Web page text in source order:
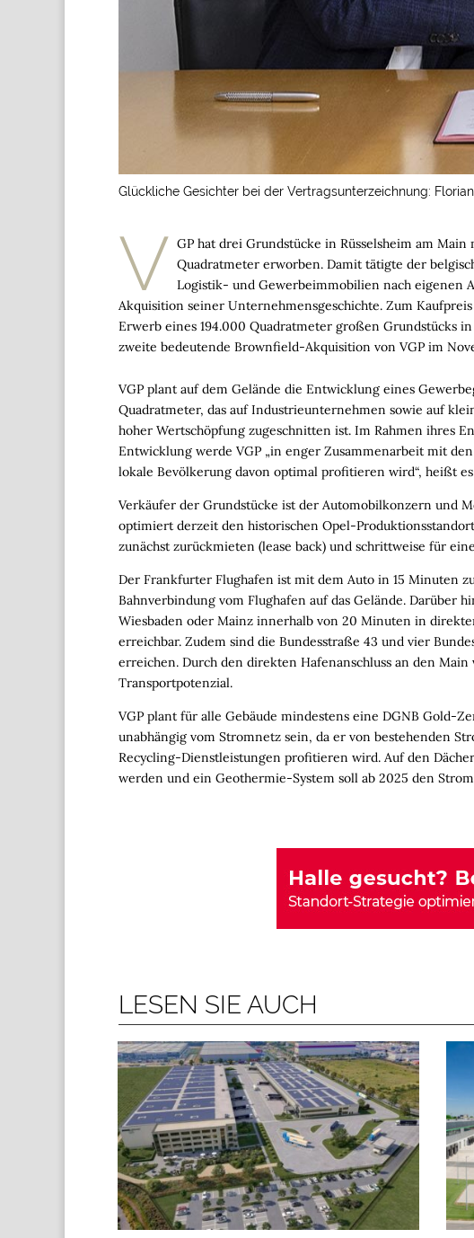
Glückliche Gesichter bei der Vertragsunterzeichnung:
V GP hat drei Grundstücke in Rüsselsheim am
Quadratmeter erworben. Damit tätigte der
Logistik- und Gewerbeimmobilien nach eigenen
Akquisition seiner Unternehmensgeschichte. Zum
Erwerb eines 194.000 Quadratmeter großen Grundstücks
zweite bedeutende Brownfield-Akquisition von VGP im
VGP plant auf dem Gelände die Entwicklung eines
Quadratmeter, das auf Industrieunternehmen sowie auf
hoher Wertschöpfung zugeschnitten ist. Im Rahmen ihres
Entwicklung werde VGP „in enger Zusammenarbeit mit
lokale Bevölkerung davon optimal profitieren wird“, heißt
Verkäufer der Grundstücke ist der Automobilkonzern und
optimiert derzeit den historischen Opel-
zunächst zurückmieten (lease back) und schrittweise für
Der Frankfurter Flughafen ist mit dem Auto in 15 Minuten
Bahnverbindung vom Flughafen auf das Gelände. Darüber
Wiesbaden oder Mainz innerhalb von 20 Minuten in
erreichbar. Zudem sind die Bundesstraße 43 und vier
erreichen. Durch den direkten Hafenanschluss an den
Transportpotenzial.
VGP plant für alle Gebäude mindestens eine DGNB Gold-
unabhängig vom Stromnetz sein, da er von bestehenden
Recycling-Dienstleistungen profitieren wird. Auf den
werden und ein Geothermie-System soll ab 2025 den
LESEN SIE AUCH